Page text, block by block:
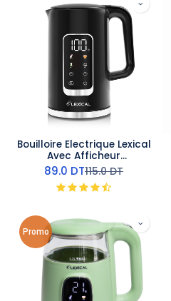
Bouilloire Electrique Lexical
Avec Afficheur
Température 2200W Noir
1,7L
89.0 DT115.0DT
Promo